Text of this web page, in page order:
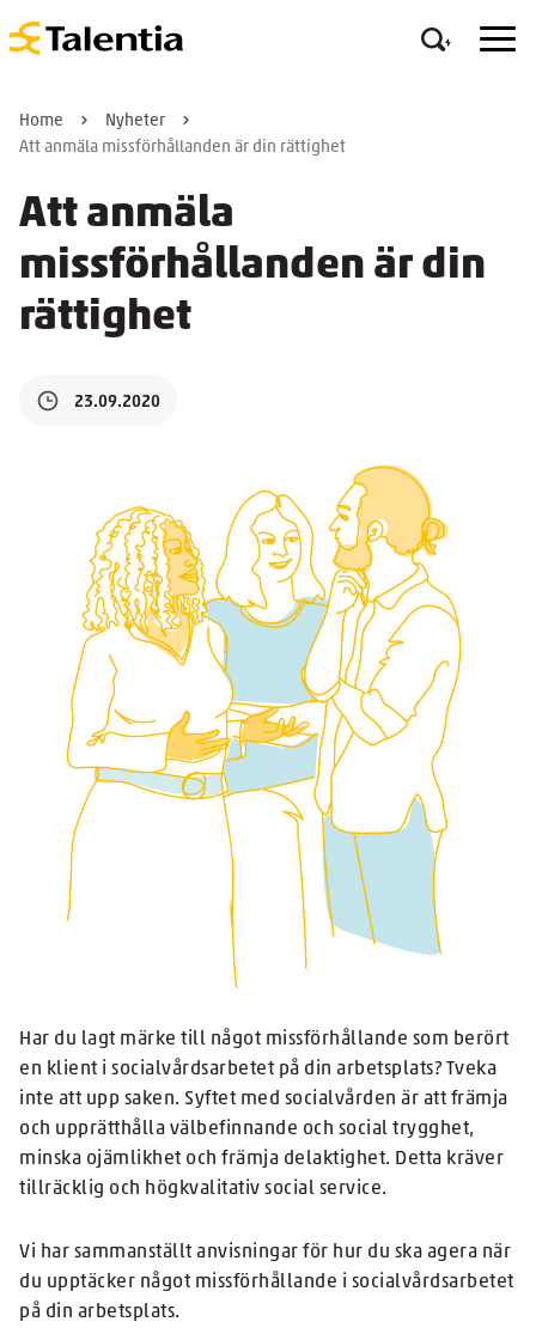
Home
Nyheter
Att anmäla missförhållanden är din rättighet
Att anmäla
missförhållanden är din
rättighet
23.09.2020
Har du lagt märke till något missförhållande som berört
en klient i socialvårdsarbetet på din arbetsplats? Tveka
inte att upp saken. Syftet med socialvården är att främja
och upprätthålla välbefinnande och social trygghet,
minska ojämlikhet och främja delaktighet. Detta kräver
tillräcklig och högkvalitativ social service.
Vi har sammanställt anvisningar för hur du ska agera när
du upptäcker något missförhållande i socialvårdsarbetet
på din arbetsplats.